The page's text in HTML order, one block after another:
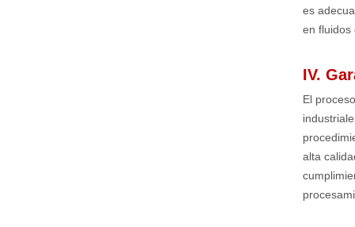
es
en fluidos
IV.
El
alta